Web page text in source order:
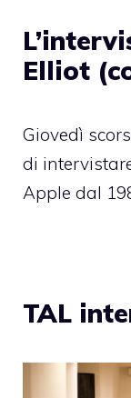
Elliot
Giovedì
di
Apple dal
TAL